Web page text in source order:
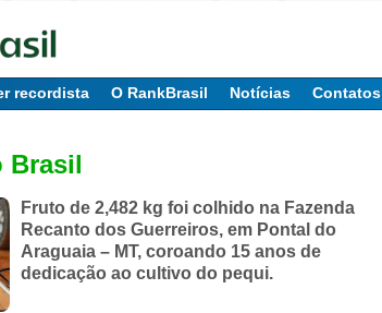
recordista O RankBrasil Notícias Contatos
Brasil
Fruto de 2,482 kg foi colhido na Fazenda
Recanto dos Guerreiros, em Pontal do
Araguaia – MT, coroando 15 anos de
dedicação ao cultivo do pequi.